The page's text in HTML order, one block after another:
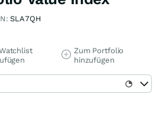
SLA7QH
Zum Portfolio
hinzufügen